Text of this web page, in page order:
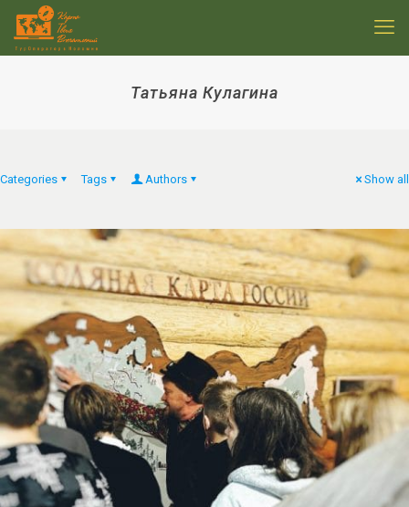
Татьяна Кулагина
Categories Tags Authors Show all